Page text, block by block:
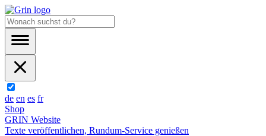
de en es fr
Shop
GRIN Website
Texte veröffentlichen, Rundum-Service genießen